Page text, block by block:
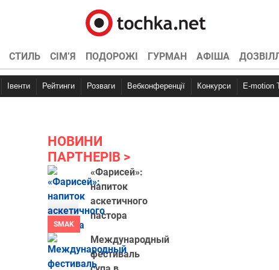
СТИЛЬ СІМ’Я ПОДОРОЖІ ГУРМАН АФІША
Івенти Рейтинги Розваги Вебконференції Конкурси E-motion
НОВИНИ
ПАРТНЕРІВ
SMAK
«Фарисей»:
напиток
аскетичного
пастора
Международный
фестиваль